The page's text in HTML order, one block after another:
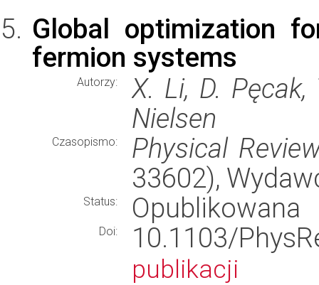
Global optimization
fermion systems
Autorzy:
X. Li, D.
Nielsen
Czasopismo:
Physical
33602),
Status: Opublikowana
Doi: 10.1103/
publikacji